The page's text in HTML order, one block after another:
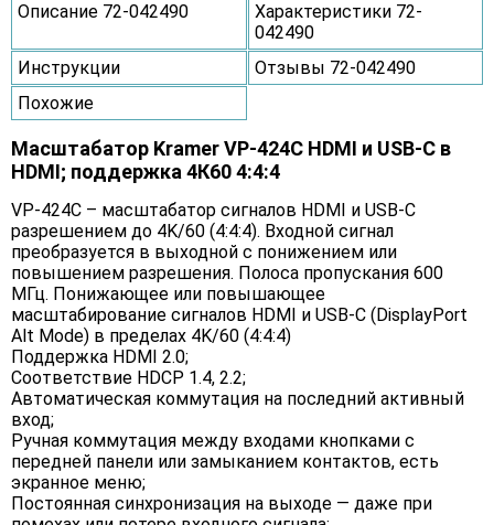
Описание 72-042490
Характеристики 72-
042490
Инструкции
Отзывы 72-042490
Похожие
Масштабатор Kramer VP-424C HDMI и USB-C в
HDMI; поддержка 4К60 4:4:4
VP-424C – масштабатор сигналов HDMI и USB-C
разрешением до 4K/60 (4:4:4). Входной сигнал
преобразуется в выходной с понижением или
повышением разрешения. Полоса пропускания 600
МГц. Понижающее или повышающее
масштабирование сигналов HDMI и USB-C (DisplayPort
Alt Mode) в пределах 4K/60 (4:4:4)
Поддержка HDMI 2.0;
Соответствие HDCP 1.4, 2.2;
Автоматическая коммутация на последний активный
вход;
Ручная коммутация между входами кнопками с
передней панели или замыканием контактов, есть
экранное меню;
Постоянная синхронизация на выходе — даже при